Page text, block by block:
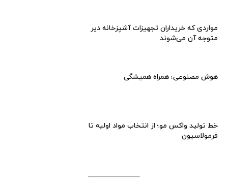
مواردی که خریداران تجهیزات آشپزخانه دیر
متوجه آن می‌شوند
هوش مصنوعی؛ همراه همیشگی
خط تولید واکس مو؛ از انتخاب مواد اولیه تا
فرمولاسیون